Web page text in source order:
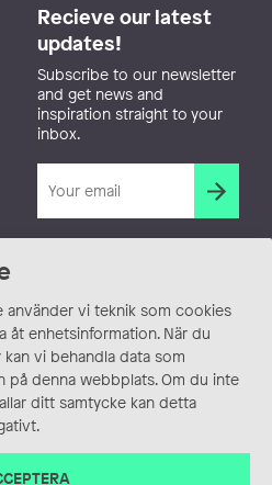
använder vi teknik som cookies
åt enhetsinformation. När du
vi behandla data som
på denna webbplats. Om du inte
ditt samtycke kan detta
Recieve our latest
updates!
Subscribe to our newsletter
and get news and
inspiration straight to your
inbox.